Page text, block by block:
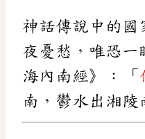
神話傳說中的國
夜憂愁，唯恐一
海內南經》：「
南，鬱水出湘陵